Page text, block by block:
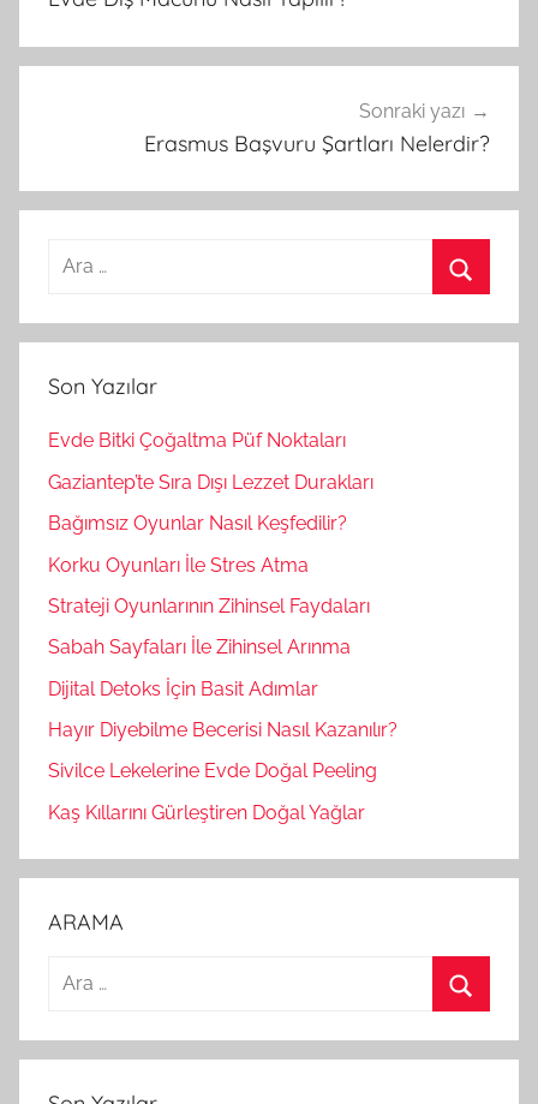
gezinmesi
Sonraki yazı
Erasmus Başvuru Şartları Nelerdir?
a
a
r
Son Yazılar
Evde Bitki Çoğaltma Püf Noktaları
Gaziantep’te Sıra Dışı Lezzet Durakları
Bağımsız Oyunlar Nasıl Keşfedilir?
Korku Oyunları İle Stres Atma
Strateji Oyunlarının Zihinsel Faydaları
Sabah Sayfaları İle Zihinsel Arınma
Dijital Detoks İçin Basit Adımlar
Hayır Diyebilme Becerisi Nasıl Kazanılır?
Sivilce Lekelerine Evde Doğal Peeling
Kaş Kıllarını Gürleştiren Doğal Yağlar
ARAMA
a
r